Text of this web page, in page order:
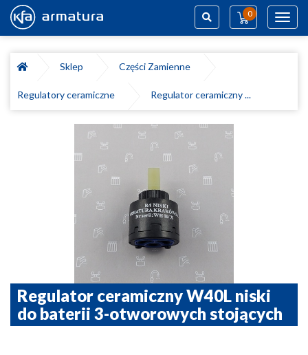
0
Sklep
Części Zamienne
Regulatory ceramiczne Regulator ceramiczny ...
Regulator ceramiczny W40L niski
do baterii 3-otworowych stojących